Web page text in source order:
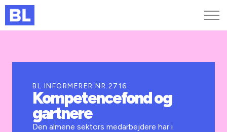
Kurser og arrangementer
Jobportalen
BL INFORMERER NR.2716
Kompetencefond og
gartnere
Den almene sektors medarbejdere har i